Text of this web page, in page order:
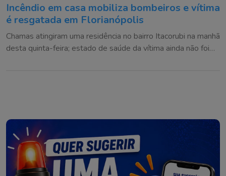
Incêndio em casa mobiliza bombeiros e vítima
é resgatada em Florianópolis
Chamas atingiram uma residência no bairro Itacorubi na manhã
desta quinta-feira; estado de saúde da vítima ainda não foi